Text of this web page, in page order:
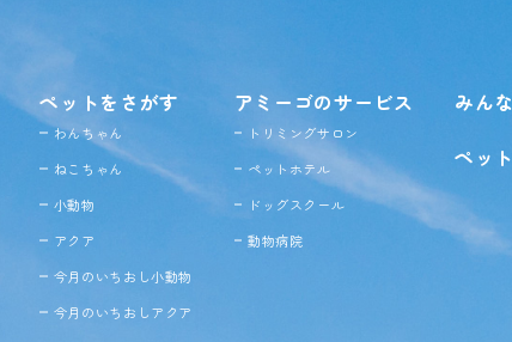
ペットをさがす
わんちゃん
ねこちゃん
小動物
アクア
今月のいちおし小動物
今月のいちおしアクア
アミーゴのサービス
トリミングサロン
ペットホテル
ドッグスクール
動物病院
みん
ペッ